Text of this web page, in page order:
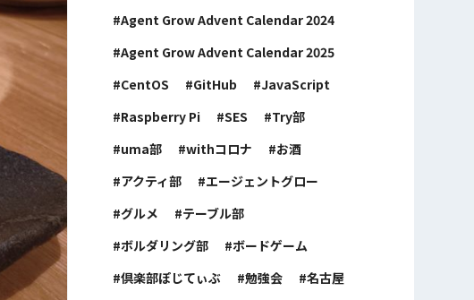
Agent Grow Advent Calendar 2024
Agent Grow Advent Calendar 2025
CentOS
GitHub
JavaScript
Raspberry Pi
SES
Try部
uma部
withコロナ
お酒
アクティ部
エージェントグロー
グルメ
テーブル部
ボルダリング部
ボードゲーム
倶楽部ぽじてぃぶ
勉強会
名古屋